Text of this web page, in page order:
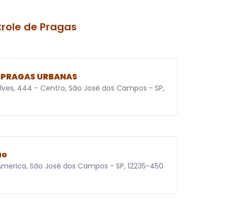
de Pragas
URBANAS
444 - Centro, São José dos Campos - SP,
São José dos Campos - SP, 12235-450